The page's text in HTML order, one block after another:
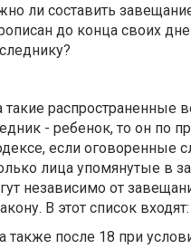
ли составить
до конца своих
такие распространенные
- ребенок, то он по
если оговоренные
лица упомянутые в
независимо от
В этот список входят:
также после 18 при